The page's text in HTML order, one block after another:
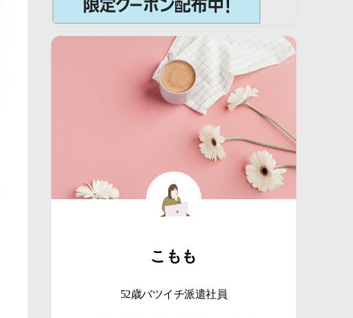
こもも
52歳バツイチ派遣社員